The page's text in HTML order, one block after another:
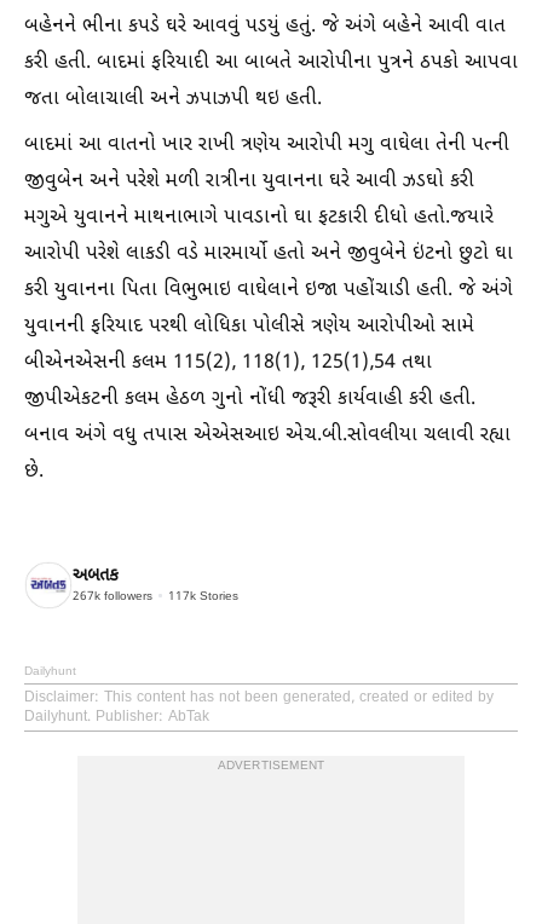
બહેનને ભીના કપડે ઘરે આવવું પડયું હતું. જે અંગે બહેને આવી વાત
કરી હતી. બાદમાં ફરિયાદી આ બાબતે આરોપીના પુત્રને ઠપકો આપવા
જતા બોલાચાલી અને ઝપાઝપી થઇ હતી.
બાદમાં આ વાતનો ખાર રાખી ત્રણેય આરોપી મગુ વાઘેલા તેની પત્ની
જીવુબેન અને પરેશે મળી રાત્રીના યુવાનના ઘરે આવી ઝડઘો કરી
મગુએ યુવાનને માથનાભાગે પાવડાનો ઘા ફટકારી દીધો હતો.જયારે
આરોપી પરેશે લાકડી વડે મારમાર્યો હતો અને જીવુબેને ઇંટનો છુટો ઘા
કરી યુવાનના પિતા વિભુભાઇ વાઘેલાને ઇજા પહોંચાડી હતી. જે અંગે
યુવાનની ફરિયાદ પરથી લોધિકા પોલીસે ત્રણેય આરોપીઓ સામે
બીએનએસની કલમ 115(2), 118(1), 125(1),54 તથા
જીપીએકટની કલમ હેઠળ ગુનો નોંધી જરૂરી કાર્યવાહી કરી હતી.
બનાવ અંગે વધુ તપાસ એએસઆઇ એચ.બી.સોવલીયા ચલાવી રહ્યા
છે.
અબતક
267k followers 117k Stories
Dailyhunt
Disclaimer: This content has not been generated, created or edited by
Dailyhunt. Publisher: AbTak
ADVERTISEMENT